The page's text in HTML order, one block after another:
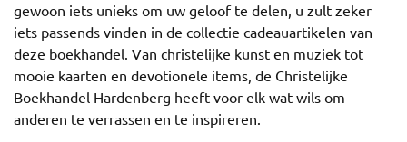
gewoon iets unieks om uw geloof te delen, u zult zeker
iets passends vinden in de collectie cadeauartikelen van
deze boekhandel. Van christelijke kunst en muziek tot
mooie kaarten en devotionele items, de Christelijke
Boekhandel Hardenberg heeft voor elk wat wils om
anderen te verrassen en te inspireren.